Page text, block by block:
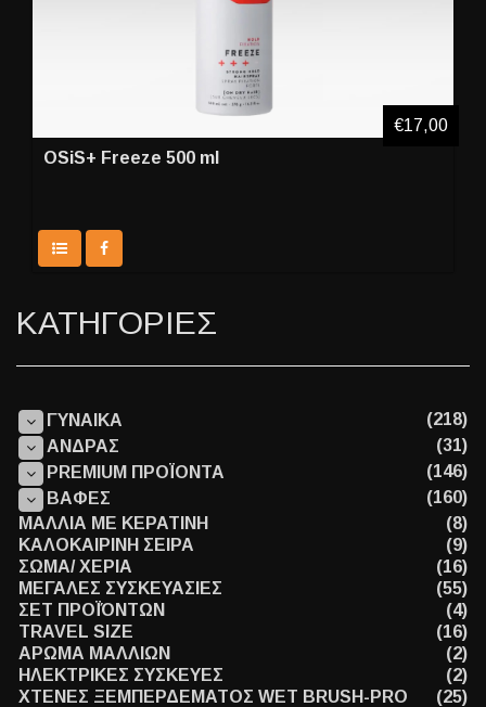
OSiS+ Freeze 500 ml
€17,00
ΚΑΤΗΓΟΡΙΕΣ
ΓΥΝΑΙΚΑ
(218)
ΑΝΔΡΑΣ
(31)
PREMIUM ΠΡΟΪΟΝΤΑ
(146)
ΒΑΦΕΣ
(160)
ΜΑΛΛΙΑ ΜΕ ΚΕΡΑΤΙΝΗ
(8)
ΚΑΛΟΚΑΙΡΙΝΗ ΣΕΙΡΑ
(9)
ΣΩΜΑ/ ΧΕΡΙΑ
(16)
ΜΕΓΑΛΕΣ ΣΥΣΚΕΥΑΣΙΕΣ
(55)
ΣΕΤ ΠΡΟΪΌΝΤΩΝ
(4)
TRAVEL SIZE
(16)
ΑΡΩΜΑ ΜΑΛΛΙΩΝ
(2)
ΗΛΕΚΤΡΙΚΕΣ ΣΥΣΚΕΥΕΣ
(2)
ΧΤΕΝΕΣ ΞΕΜΠΕΡΔΕΜΑΤΟΣ WET BRUSH-PRO
(25)